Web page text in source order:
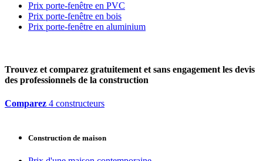
Prix porte-fenêtre en PVC
Prix porte-fenêtre en bois
Prix porte-fenêtre en aluminium
Trouvez et comparez gratuitement et sans engagement les devis
des professionnels de la construction
Comparez 4 constructeurs
Construction de maison